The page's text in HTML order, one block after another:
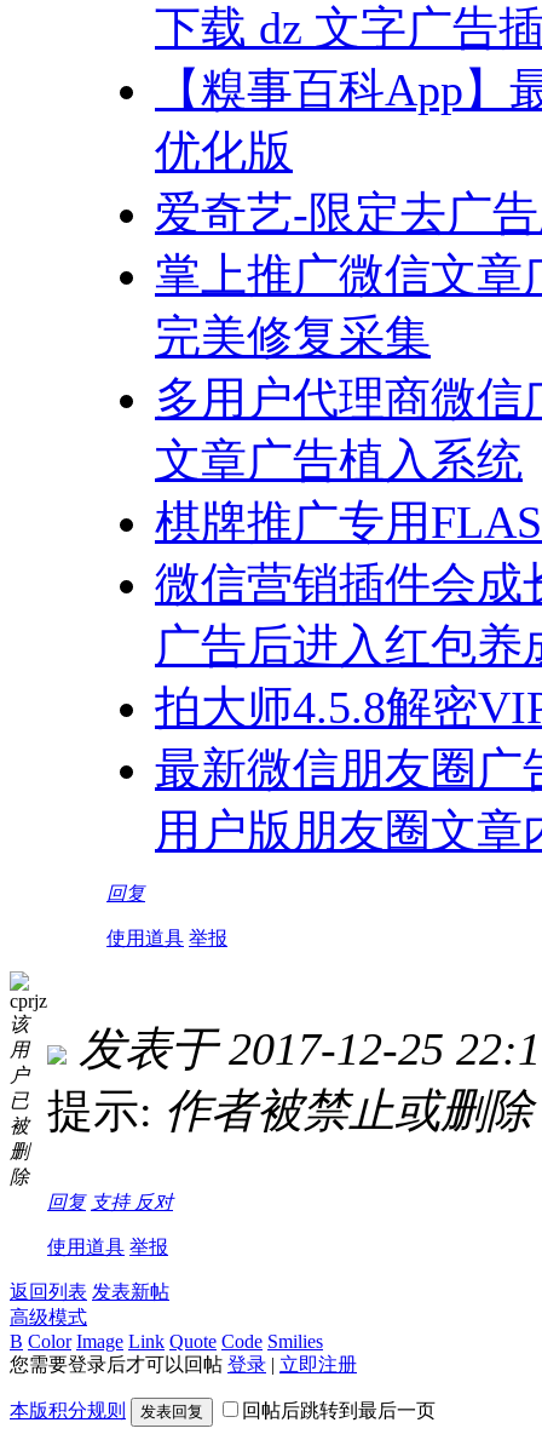
下载 dz 文字广告
【糗事百科App】
优化版
爱奇艺-限定去广
掌上推广微信文章
完美修复采集
多用户代理商微
文章广告植入系统
棋牌推广专用
微信营销插件会成
广告后进入红包养
拍大师4.5.8解密
最新微信朋友圈广
用户版朋友圈文章
回复
使用道具 举报
cprjz
该
用
户
已
被
删
除
发表于 2017-12-25
提示: 作者被禁止或删
回复 支持 反对
使用道具 举报
返回列表 发表新帖
高级模式
B Color Image Link Quote Code Smilies
您需要登录后才可以回帖 登录 | 立即注册
本版积分规则 发表回复 回帖后跳转到最后一页